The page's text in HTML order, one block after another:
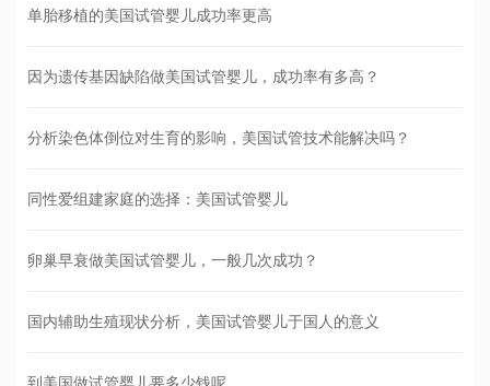
单胎移植的美国试管婴儿成功率更高
因为遗传基因缺陷做美国试管婴儿，成功率有多高？
分析染色体倒位对生育的影响，美国试管技术能解决吗？
同性爱组建家庭的选择：美国试管婴儿
卵巢早衰做美国试管婴儿，一般几次成功？
国内辅助生殖现状分析，美国试管婴儿于国人的意义
到美国做试管婴儿要多少钱呢